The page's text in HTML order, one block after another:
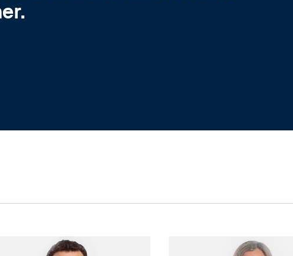
View Jana Bogatz's profile View